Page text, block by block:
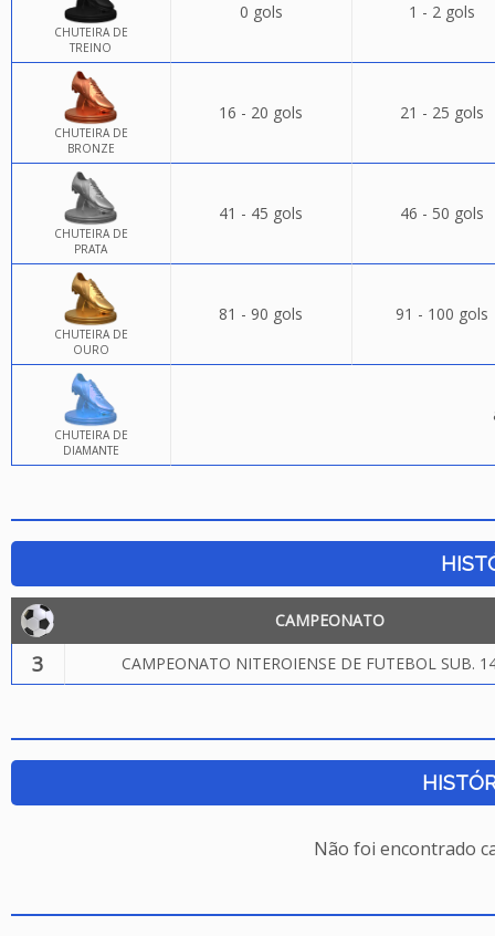
CHUTEIRA DE
TREINO
0 gols 1 - 2 gols
CHUTEIRA DE
BRONZE
16 - 20 gols 21 - 25 gols
CHUTEIRA DE
PRATA
41 - 45 gols 46 - 50 gols
CHUTEIRA DE
OURO
81 - 90 gols 91 - 100 gols
CHUTEIRA DE
DIAMANTE
CAMPEONATO
3 CAMPEONATO NITEROIENSE DE FUTEBOL SUB.
Não foi encontrado